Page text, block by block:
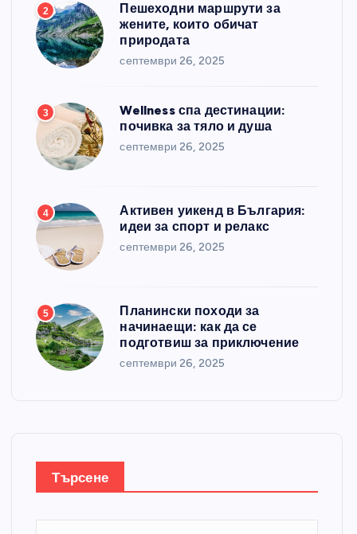
2
Пешеходни маршрути за
жените, които обичат
природата
септември 26, 2025
3
Wellness спа дестинации:
почивка за тяло и душа
септември 26, 2025
4
Активен уикенд в България:
идеи за спорт и релакс
септември 26, 2025
5
Планински походи за
начинаещи: как да се
подготвиш за приключение
септември 26, 2025
Търсене